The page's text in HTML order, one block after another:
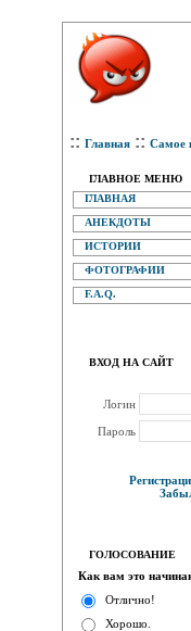
:: Главная :: Самое
ГЛАВНОЕ МЕНЮ
ГЛАВНАЯ
АНЕКДОТЫ
ИСТОРИИ
ФОТОГРАФИИ
F.A.Q.
ВХОД НА САЙТ
Логин
Пароль
ГОЛОСОВАНИЕ
Как вам это
Отлично!
Хорошо.